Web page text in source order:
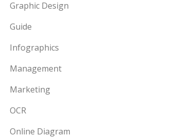
Graphic Design
Guide
Infographics
Management
Marketing
OCR
Online Diagram